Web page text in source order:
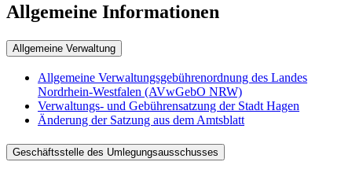
Allgemeine Informationen
Allgemeine Verwaltung
Allgemeine Verwaltungsgebührenordnung des Landes
Nordrhein-Westfalen (AVwGebO NRW)
Verwaltungs- und Gebührensatzung der Stadt Hagen
Änderung der Satzung aus dem Amtsblatt
Geschäftsstelle des Umlegungsausschusses